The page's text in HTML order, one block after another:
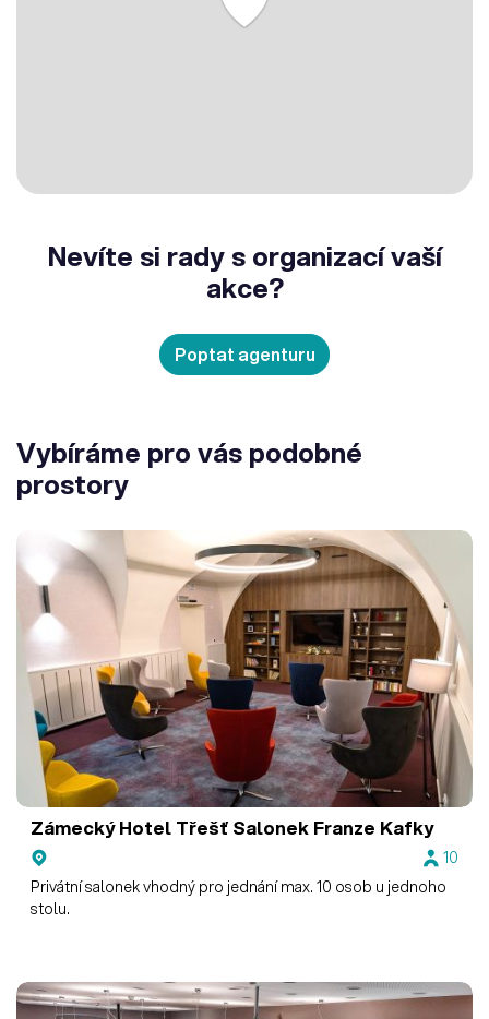
Nevíte si rady s organizací vaší
akce?
Poptat agenturu
Vybíráme pro vás podobné
prostory
Zámecký Hotel Třešť Salonek Franze Kafky
10
Privátní salonek vhodný pro jednání max. 10 osob u jednoho
stolu.